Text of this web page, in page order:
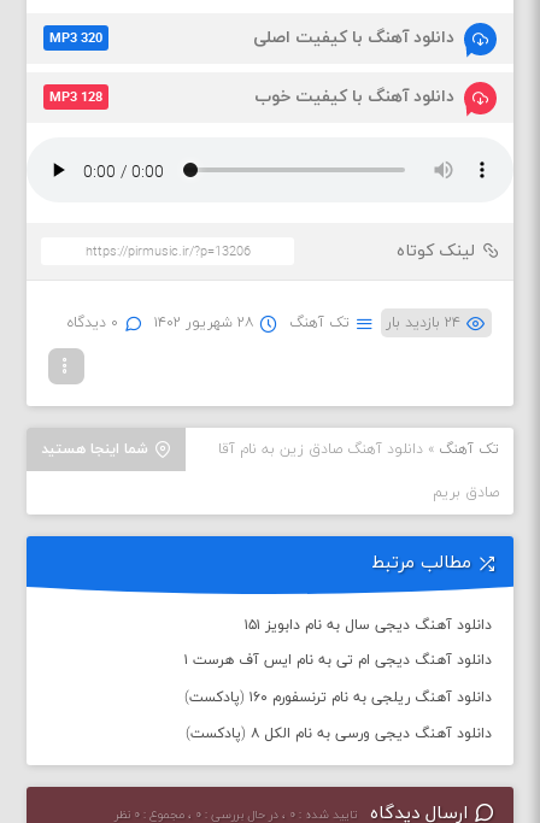
دانلود آهنگ با کیفیت اصلی MP3 320
دانلود آهنگ با کیفیت خوب MP3 128
لینک کوتاه
۲۴ بازدید بار تک آهنگ ۲۸ شهریور ۱۴۰۲ ۰ دیدگاه
شما اینجا هستید تک آهنگ »دانلود آهنگ صادق زین به نام آقا
صادق بریم
مطالب مرتبط
دانلود آهنگ دیجی سال به نام دابویز ۱۵۱
دانلود آهنگ دیجی ام تی به نام ایس آف هرست ۱
دانلود آهنگ ریلجی به نام ترنسفورم ۱۶۰ (پادکست)
دانلود آهنگ دیجی ورسی به نام الکل ۸ (پادکست)
ارسال دیدگاه تایید شده : ۰ ، در حال بررسی : ۰ ، مجموع : ۰ نظر